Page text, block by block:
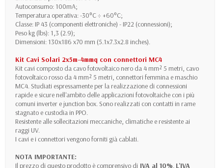
Autoconsumo: 100mA;
Temperatura operativa: -30°C ÷ +60°C;
Classe: IP 43 (componenti elettroniche) - IP22 (connessioni);
Peso kg (lbs): 1,3 (2.9);
Dimensioni: 130x186 x70 mm (5.1x7.3x2.8 inches).
Kit Cavi Solari 2x5m-4mmq con connettori MC4
Kit cavi composto da cavo fotovoltaico nero da 4 mm² 5 metri, cavo
fotovoltaico rosso da 4 mm² 5 metri, connettori femmina e maschio
MC4. Studiati espressamente per la realizzazione di connessioni
rapide e sicure nell'ambito delle applicazioni fotovoltaiche con i più
comuni inverter e junction box. Sono realizzati con contatti in rame
stagnato e custodia in PPO.
Resistente alle sollecitazioni meccaniche, climatiche e resistente ai
raggi UV.
I cavi e i connettori vengono forniti già cablati.
NOTA IMPORTANTE:
Il prezzo di questo prodotto è comprensivo di IVA al 10%. L'IVA